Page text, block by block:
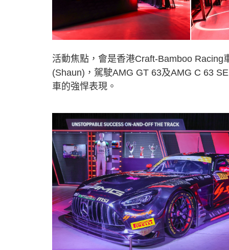
活動焦點，會是香港Craft-Bamboo
(Shaun)，駕駛AMG GT 63及AMG C 63
車的強悍表現。